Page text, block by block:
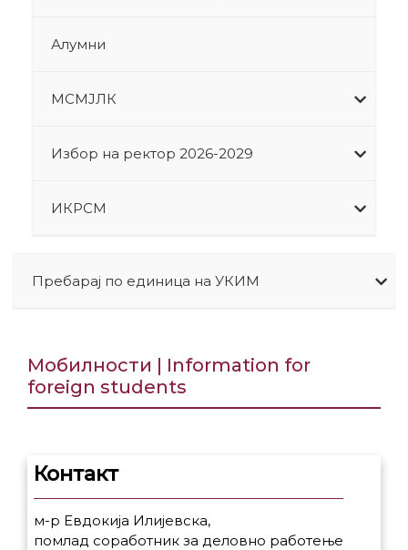
Алумни
МСМЈЛК
Избор на ректор 2026-2029
ИКРСМ
Пребарај по единица на УКИМ
Мобилности | Information for
foreign students
Контакт
м-р Евдокија Илијевска,
помлад соработник за деловно работење